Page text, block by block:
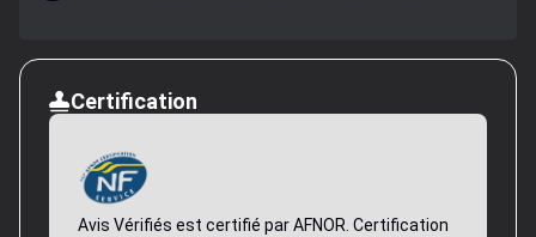
Certification
Avis Vérifiés est certifié par AFNOR. Certification